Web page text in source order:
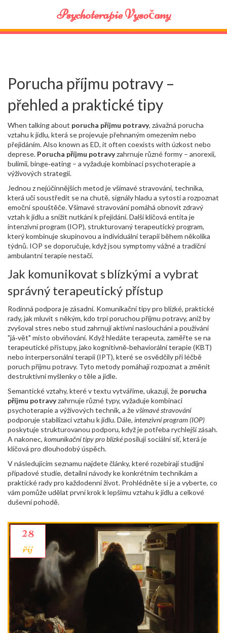
Psychoterapie Vysočany
Porucha příjmu potravy –
přehled a praktické tipy
When talking about porucha příjmu potravy, závažná porucha
vztahu k jídlu, která se projevuje přehnaným omezením nebo
přejídáním. Also known as ED, it often coexists with úzkost nebo
deprese. Porucha příjmu potravyzahrnuje různé formy – anorexii,
bulimii, binge‑eating – a vyžaduje kombinaci psychoterapie a
výživových strategií.
Jednou z nejúčinnějších metod jevšímavé stravování, technika,
která učí soustředit se na chutě, signály hladu a sytosti a rozpoznat
emoční spouštěče. Všímavé stravování pomáhá obnovit zdravý
vztah k jídlu a snížit nutkání k přejídání. Další klíčová entita je
intenzivní program (IOP), strukturovaný terapeutický program,
který kombinuje skupinovou a individuální terapii během několika
týdnů. IOP se doporučuje, když jsou symptomy vážné a tradiční
ambulantní terapie nestačí.
Jak komunikovat s blízkými a vybrat
správný terapeutický přístup
Rodinná podpora je zásadní. Komunikační tipy pro blízké, praktické
rady, jak mluvit s někým, kdo trpí poruchou příjmu potravy, aniž by
zvyšoval stres nebo stud zahrnují aktivní naslouchání a používání
"já‑vět" místo obviňování. Když hledáte terapeuta, zaměřte se na
terapeutické přístupy, jako kognitivně‑behaviorální terapie (KBT)
nebo interpersonální terapii (IPT), které se osvědčily při léčbě
poruch příjmu potravy. Tyto metody pomáhají rozpoznat a změnit
destruktivní myšlenky o těle a jídle.
Semantické vztahy, které v textu vytváříme, ukazují, že porucha
příjmu potravyzahrnuje různé typy, vyžaduje kombinaci
psychoterapie a výživových technik, a ževšímavé stravování
podporuje stabilizaci vztahu k jídlu. Dále, intenzivní program (IOP)
poskytuje strukturovanou podporu, když je potřeba rychlejší zásah.
A nakonec, komunikační tipy pro blízképosilují sociální síť, která je
klíčová pro dlouhodobý úspěch.
V následujícím seznamu najdete články, které rozebírají studijní
případové studie, detailní návody ke konkrétním technikám a
praktické rady pro každodenní život. Prohlédněte si je a vyberte, co
vám pomůže udělat první krok k lepšímu vztahu k jídlu a celkové
duševní pohodě.
28
říj